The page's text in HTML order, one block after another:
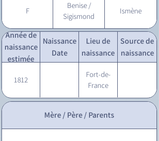
F
Benise /
Sigismond
Ismène
Année de
naissance
estimée
Naissance
Date
Lieu de
naissance
Source de
naissance
1812
Fort-de-
France
Mère / Père / Parents